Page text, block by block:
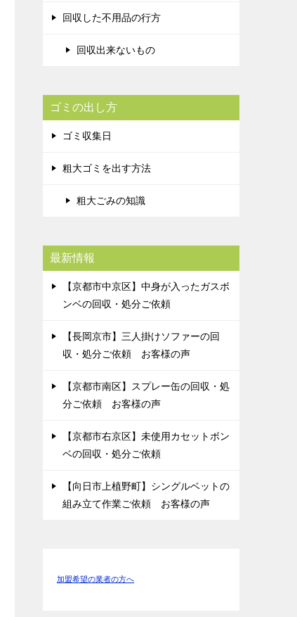
回収した不用品の行方
回収出来ないもの
ゴミの出し方
ゴミ収集日
粗大ゴミを出す方法
粗大ごみの知識
最新情報
【京都市中京区】中身が入ったガスボ
ンベの回収・処分ご依頼
【長岡京市】三人掛けソファーの回
収・処分ご依頼 お客様の声
【京都市南区】スプレー缶の回収・処
分ご依頼 お客様の声
【京都市右京区】未使用カセットボン
ベの回収・処分ご依頼
【向日市上植野町】シングルベットの
組み立て作業ご依頼 お客様の声
加盟希望の業者の方へ